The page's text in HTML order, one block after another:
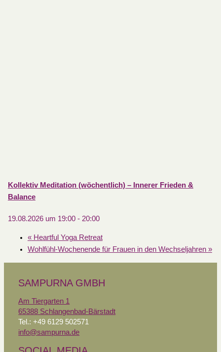
Kollektiv Meditation (wöchentlich) – Innerer Frieden &
Balance
19.08.2026 um 19:00- 20:00
«Heartful Yoga Retreat
Wohlfühl-Wochenende für Frauen in den Wechseljahren »
SAMPURNA GMBH
Am Tiergarten 1
65388 Schlangenbad-Bärstadt
Tel.: +49 6129 502571
info@sampurna.de